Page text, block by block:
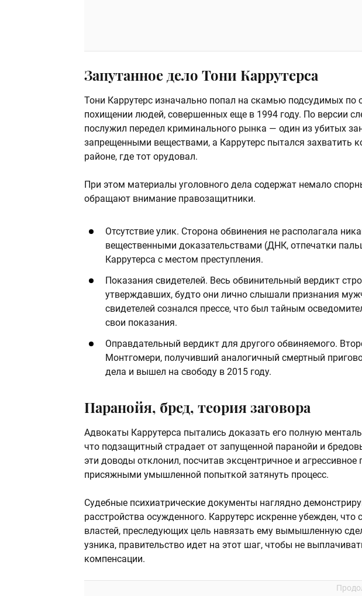
Запутанное дело Тони Каррутерса
Тони Каррутерс изначально попал на скамью подсудимых по
похищении людей, совершенных еще в 1994 году. По версии
послужил передел криминального рынка — один из убитых
запрещенными веществами, а Каррутерс пытался захватить
районе, где тот орудовал.
При этом материалы уголовного дела содержат немало
обращают внимание правозащитники.
Отсутствие улик. Сторона обвинения не располагала
вещественными доказательствами (ДНК, отпечатки
Каррутерса с местом преступления.
Показания свидетелей. Весь обвинительный вердикт
утверждавших, будто они лично слышали признания
свидетелей сознался прессе, что был тайным
свои показания.
Оправдательный вердикт для другого обвиняемого.
Монтгомери, получивший аналогичный смертный
дела и вышел на свободу в 2015 году.
Паранойя, бред, теория заговора
Адвокаты Каррутерса пытались доказать его полную
что подзащитный страдает от запущенной паранойи и
эти доводы отклонил, посчитав эксцентричное и
присяжными умышленной попыткой затянуть процесс.
Судебные психиатрические документы наглядно
расстройства осужденного. Каррутерс искренне убежден,
властей, преследующих цель навязать ему вымышленную
узника, правительство идет на этот шаг, чтобы не
компенсации.